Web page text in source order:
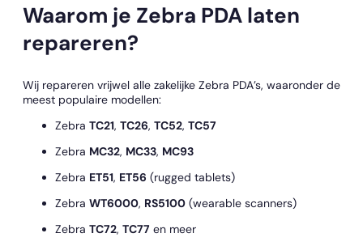
Waarom je Zebra PDA laten
repareren?
Wij repareren vrijwel alle zakelijke Zebra PDA’s, waaronder de
meest populaire modellen:
Zebra TC21, TC26, TC52, TC57
Zebra MC32, MC33, MC93
Zebra ET51, ET56 (rugged tablets)
Zebra WT6000, RS5100 (wearable scanners)
Zebra TC72, TC77 en meer